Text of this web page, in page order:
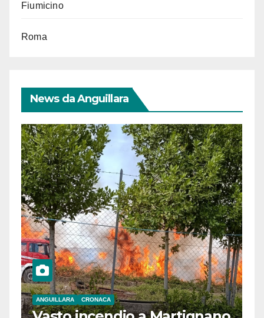
Fiumicino
Roma
News da Anguillara
ANGUILLARA CRONACA